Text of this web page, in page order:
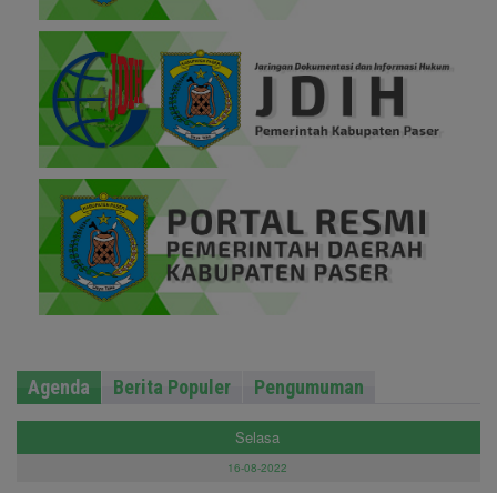
Agenda Berita Populer Pengumuman
Selasa
16-08-2022